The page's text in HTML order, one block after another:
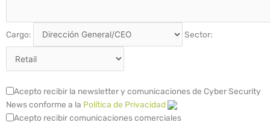
Cargo: Sector:
Acepto recibir la newsletter y comunicaciones de Cyber Security
News conforme a la Política de Privacidad
Acepto recibir comunicaciones comerciales